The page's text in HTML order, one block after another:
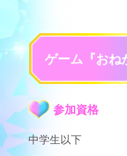
ゲーム『おね
参加資格
中学生以下